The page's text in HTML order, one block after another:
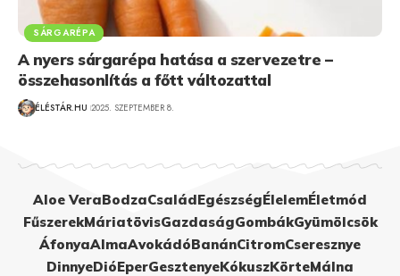
SÁRGARÉPA
A nyers sárgarépa hatása a szervezetre –
összehasonlítás a főtt változattal
ÉLÉSTÁR.HU 2025. SZEPTEMBER 8.
Aloe VeraBodzaCsaládEgészségÉlelemÉletmód
FűszerekMáriatövisGazdaságGombákGyümölcsök
ÁfonyaAlmaAvokádóBanánCitromCseresznye
DinnyeDióEperGesztenyeKókuszKörteMálna